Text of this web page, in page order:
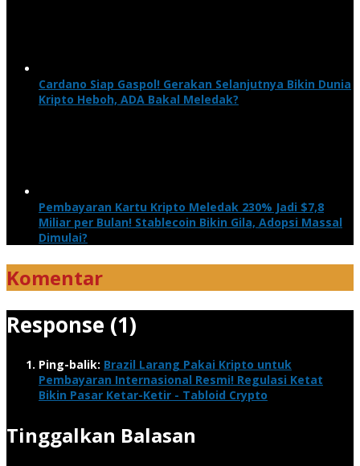
Cardano Siap Gaspol! Gerakan Selanjutnya Bikin Dunia
Kripto Heboh, ADA Bakal Meledak?
Pembayaran Kartu Kripto Meledak 230% Jadi $7,8
Miliar per Bulan! Stablecoin Bikin Gila, Adopsi Massal
Dimulai?
Komentar
Response (1)
Ping-balik: Brazil Larang Pakai Kripto untuk
Pembayaran Internasional Resmi! Regulasi Ketat
Bikin Pasar Ketar-Ketir - Tabloid Crypto
Tinggalkan Balasan